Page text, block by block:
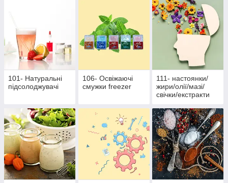
101- Натуральні
підсолоджувачі
106- Освіжаючі
смужки freezer
111- настоянки/
жири/олії/мазі/
свічки/екстракти